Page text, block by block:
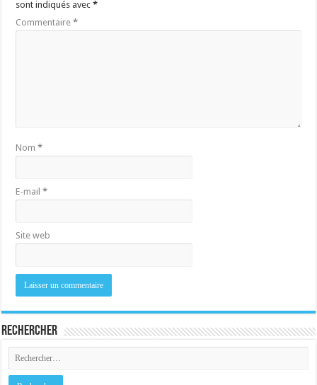
sont indiqués avec*
Commentaire*
Nom*
E-mail*
Site web
Rechercher